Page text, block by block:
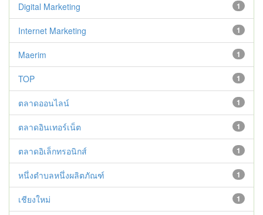
1
Digital Marketing
1
Internet Marketing
1
Maerim
1
TOP
1
ตลาดออนไลน์
1
ตลาดอินเทอร์เน็ต
1
ตลาดอิเล็กทรอนิกส์
1
หนึ่งตำบลหนึ่งผลิตภัณฑ์
1
เชียงใหม่